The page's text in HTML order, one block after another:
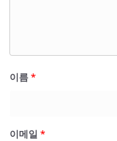
이름*
이메일 *